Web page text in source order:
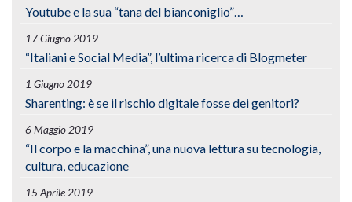
Youtube e la sua “tana del bianconiglio”…
17 Giugno 2019
“Italiani e Social Media”, l’ultima ricerca di Blogmeter
1 Giugno 2019
Sharenting: è se il rischio digitale fosse dei genitori?
6 Maggio 2019
“Il corpo e la macchina”, una nuova lettura su tecnologia,
cultura, educazione
15 Aprile 2019